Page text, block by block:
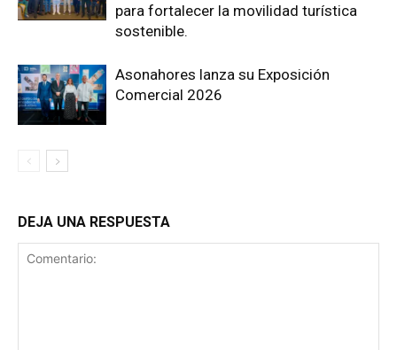
para fortalecer la movilidad turística
sostenible.
Asonahores lanza su Exposición
Comercial 2026
DEJA UNA RESPUESTA